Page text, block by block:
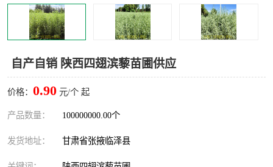
自产自销 陕西四翅滨藜苗圃供应
价格： 0.90 元/个 起
产品数量： 100000000.00个
发货地址： 甘肃省张掖临泽县